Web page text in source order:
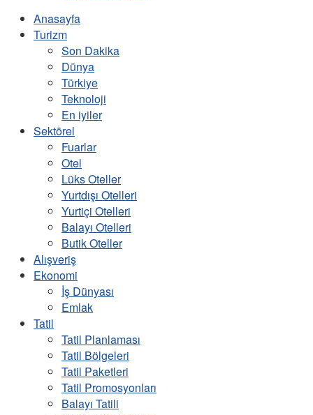
Anasayfa
Turizm
Son Dakika
Dünya
Türkiye
Teknoloji
En iyiler
Sektörel
Fuarlar
Otel
Lüks Oteller
Yurtdışı Otelleri
Yurtiçi Otelleri
Balayı Otelleri
Butik Oteller
Alışveriş
Ekonomi
İş Dünyası
Emlak
Tatil
Tatil Planlaması
Tatil Bölgeleri
Tatil Paketleri
Tatil Promosyonları
Balayı Tatili